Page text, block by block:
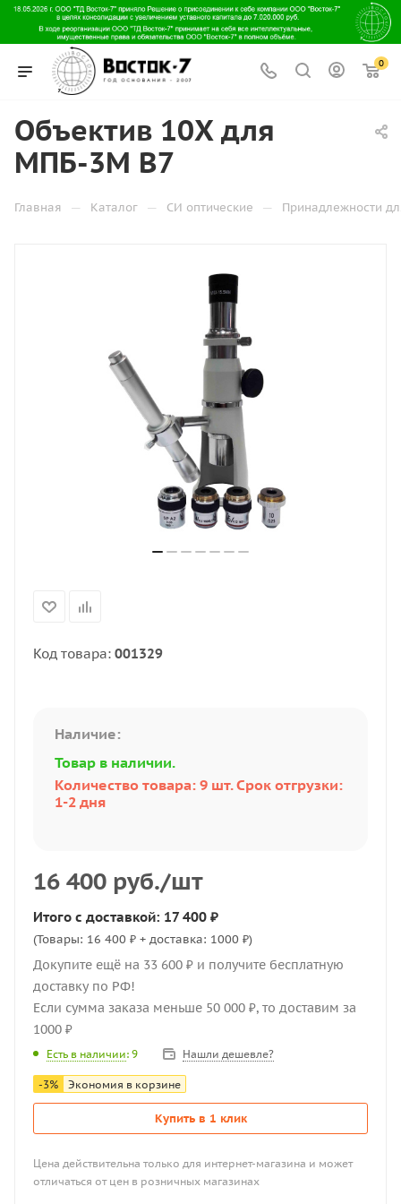
0
Объектив 10X для
МПБ-3М В7
Главная — Каталог — СИ оптические — Принадлежности
Код товара: 001329
Наличие:
Товар в наличии.
Количество товара: 9 шт. Срок отгрузки:
1-2 дня
16 400 руб./шт
Итого с доставкой: 17 400 ₽
(Товары: 16 400 ₽ + доставка: 1000 ₽)
Докупите ещё на 33 600 ₽ и получите бесплатную
доставку по РФ!
Если сумма заказа меньше 50 000 ₽, то доставим за
1000 ₽
Есть в наличии: 9 Нашли дешевле?
-3% Экономия в корзине
Купить в 1 клик
Цена действительна только для интернет-магазина и может
отличаться от цен в розничных магазинах